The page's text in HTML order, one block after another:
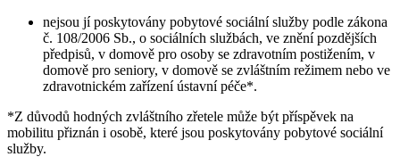
nejsou jí poskytovány pobytové sociální služby podle zákona
č. 108/2006 Sb., o sociálních službách, ve znění pozdějších
předpisů, v domově pro osoby se zdravotním postižením, v
domově pro seniory, v domově se zvláštním režimem nebo ve
zdravotnickém zařízení ústavní péče*.
*Z důvodů hodných zvláštního zřetele může být příspěvek na
mobilitu přiznán i osobě, které jsou poskytovány pobytové sociální
služby.